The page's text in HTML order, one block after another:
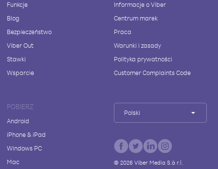
Funkcje
Blog
Bezpieczeństwo
Viber Out
Stawki
Wsparcie
Informacje o Viber
Centrum marek
Praca
Warunki i zasady
Polityka prywatności
Customer Complaints Code
POBIERZ
Android
iPhone & iPad
Windows PC
Mac
Polski
© 2026Viber Media S.à r.l.